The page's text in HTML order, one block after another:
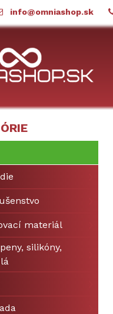
info@omniashop.sk
materiál
silikóny,